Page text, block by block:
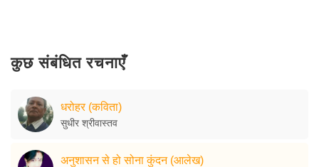
कुछ संबंधित रचनाएँ
धरोहर (कविता)
सुधीर श्रीवास्तव
अनुशासन से हो सोना कुंदन (आलेख)